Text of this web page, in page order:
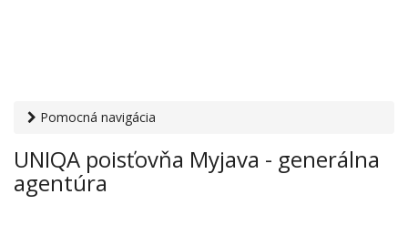
Pomocná navigácia
poisťovňa Myjava - generálna agentúra
UNIQA poisťovňa Myjava - generálna
agentúra